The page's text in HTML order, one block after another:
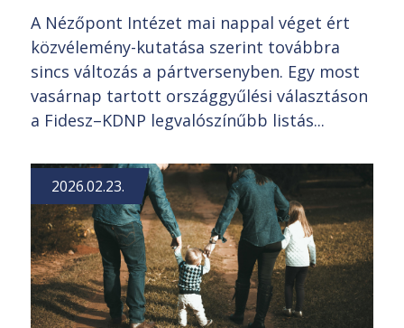
A Nézőpont Intézet mai nappal véget ért
közvélemény-kutatása szerint továbbra
sincs változás a pártversenyben. Egy most
vasárnap tartott országgyűlési választáson
a Fidesz–KDNP legvalószínűbb listás...
2026.02.23.